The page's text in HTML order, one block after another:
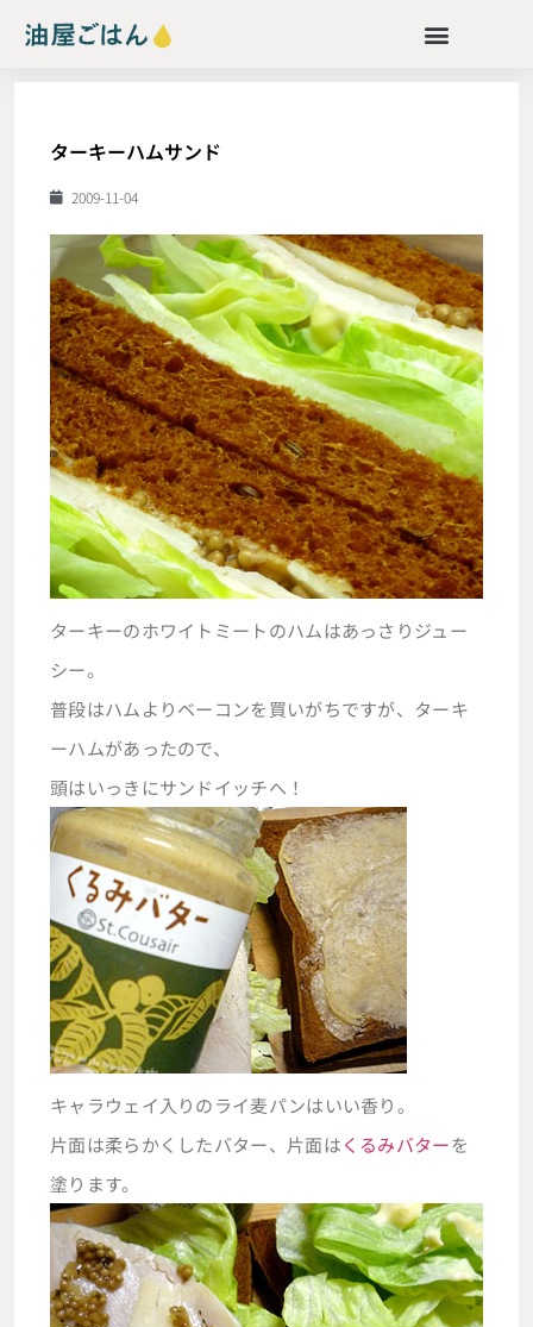
ターキーハムサンド
2009-11-04
ターキーのホワイトミートのハムはあっさりジュー
シー。
普段はハムよりベーコンを買いがちですが、ターキ
ーハムがあったので、
頭はいっきにサンドイッチへ！
キャラウェイ入りのライ麦パンはいい香り。
片面は柔らかくしたバター、片面はくるみバターを
塗ります。